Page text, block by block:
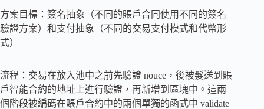
方案目標：簽名抽象（不同的賬戶合同使用不同的簽名
驗證方案）和支付抽象（不同的交易支付模式和代幣形
式）
流程：交易在放入池中之前先驗證 nouce，後被髮送到賬
戶智能合約的地址上進行驗證，再新增到區塊中。這兩
個階段被編碼在賬戶合約中的兩個單獨的函式中 validate